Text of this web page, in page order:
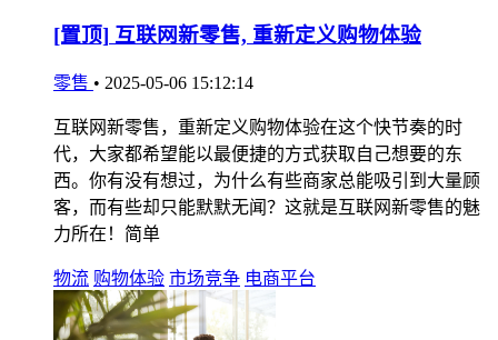
[置顶] 互联网新零售, 重新定义购物体验
零售 • 2025-05-06 15:12:14
互联网新零售，重新定义购物体验在这个快节奏的时
代，大家都希望能以最便捷的方式获取自己想要的东
西。你有没有想过，为什么有些商家总能吸引到大量顾
客，而有些却只能默默无闻？这就是互联网新零售的魅
力所在！简单
物流 购物体验 市场竞争 电商平台